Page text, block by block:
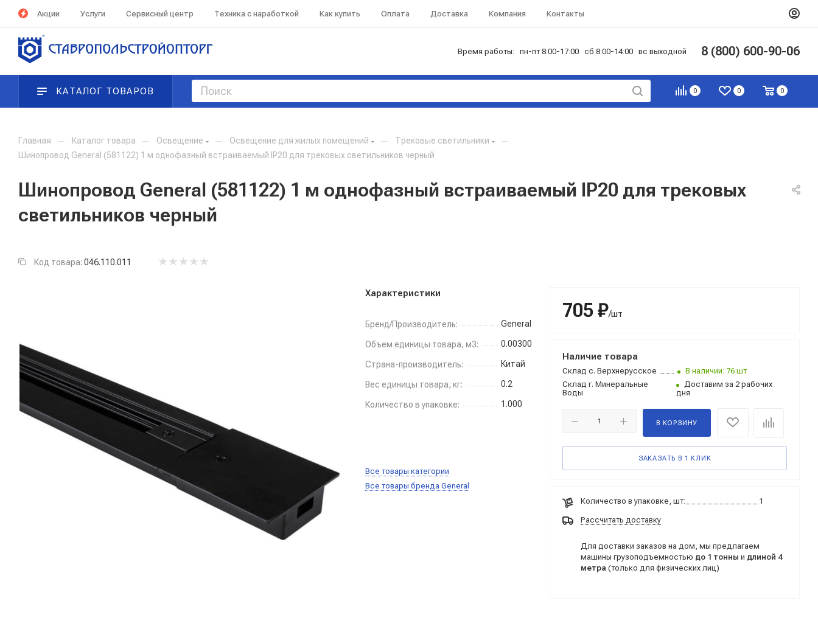
Акции Услуги Сервисный центр Техника с наработкой Как купить Оплата Доставка Компания Контакты
Время работы: пн-пт 8:00-17:00 сб 8:00-14:00 вс выходной 8 (800) 600-90-06
0 0 0
КАТАЛОГ ТОВАРОВ
Главная — Каталог товара — Освещение — Освещение для жилых помещений — Трековые светильники —
Шинопровод General (581122) 1 м однофазный встраиваемый IP20 для трековых светильников черный
Шинопровод General (581122) 1 м однофазный встраиваемый IP20 для трековых
светильников черный
Код товара: 046.110.011
Характеристики
Бренд/Производитель: General
Объем единицы товара, м3: 0.00300
Страна-производитель: Китай
Вес единицы товара, кг: 0.2
Количество в упаковке: 1.000
Все товары категории
Все товары бренда General
705 ₽/шт
Наличие товара
Склад с. Верхнерусское
В наличии: 76 шт
Склад г. Минеральные
Воды
Доставим за 2 рабочих
дня
В КОРЗИНУ
ЗАКАЗАТЬ В 1 КЛИК
Количество в упаковке, шт: 1
Рассчитать доставку
Для доставки заказов на дом, мы предлагаем
машины грузоподъемностью до 1 тонны и длиной 4
метра (только для физических лиц)